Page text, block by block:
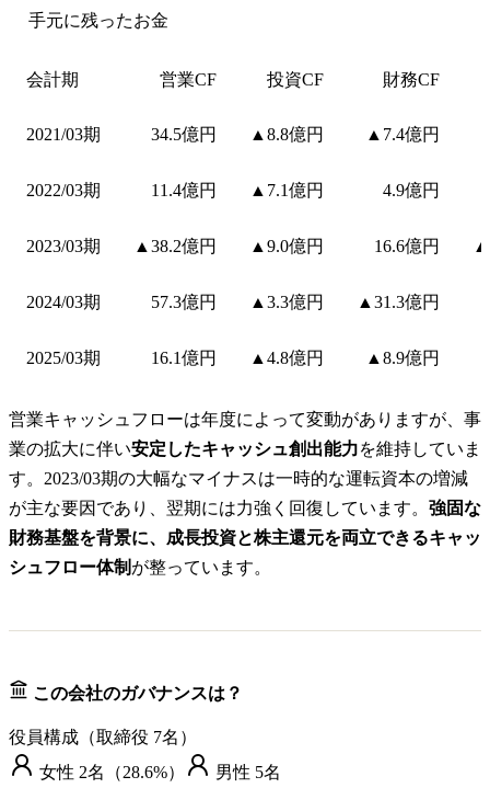
手元に残ったお金
会計期 営業CF 投資CF 財務CF
2021/03期 34.5億円 ▲8.8億円 ▲7.4億円
2022/03期 11.4億円 ▲7.1億円 4.9億円
2023/03期 ▲38.2億円 ▲9.0億円 16.6億円
2024/03期 57.3億円 ▲3.3億円 ▲31.3億円
2025/03期 16.1億円 ▲4.8億円 ▲8.9億円
営業キャッシュフローは年度によって変動がありますが、事
業の拡大に伴い安定したキャッシュ創出能力を維持していま
す。2023/03期の大幅なマイナスは一時的な運転資本の増減
が主な要因であり、翌期には力強く回復しています。 強固な
財務基盤を背景に、成長投資と株主還元を両立できるキャッ
シュフロー体制 が整っています。
この会社のガバナンスは？
役員構成（取締役 7名）
女性 2名（28.6%） 男性 5名